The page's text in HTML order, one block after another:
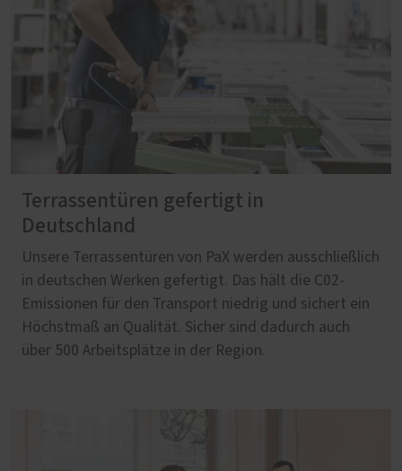
Terrassentüren gefertigt in
Deutschland
Unsere Terrassentüren von PaX werden ausschließlich
in deutschen Werken gefertigt. Das hält die C02-
Emissionen für den Transport niedrig und sichert ein
Höchstmaß an Qualität. Sicher sind dadurch auch
über 500 Arbeitsplätze in der Region.